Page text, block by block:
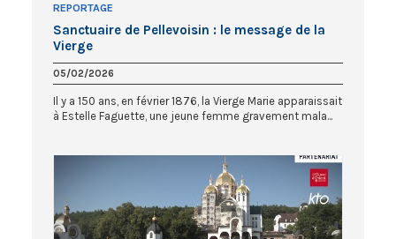
REPORTAGE
Sanctuaire de Pellevoisin : le message de la
Vierge
05/02/2026
Il y a 150 ans, en février 1876, la Vierge Marie apparaissait
à Estelle Faguette, une jeune femme gravement mala...